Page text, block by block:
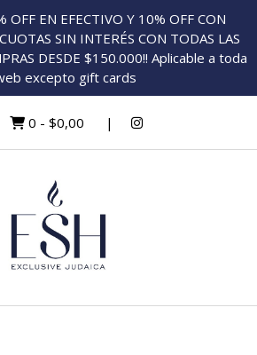
OFF EN EFECTIVO Y 10% OFF CON
SIN INTERÉS CON TODAS LAS
DESDE $150.000!! Aplicable a toda
excepto gift cards
0 - $0,00